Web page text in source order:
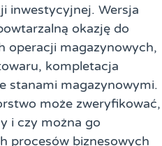
inwestycyjnej. Wersja
okazję do
operacji magazynowych,
kompletacja
stanami magazynowymi.
może zweryfikować,
i czy można go
procesów biznesowych